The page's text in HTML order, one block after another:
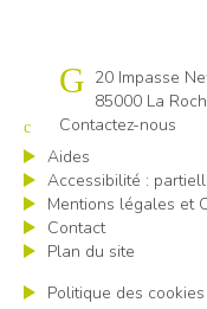
Cap emploi 85
20 Impasse
85000 La
Contactez-nous
Aides
Accessibilité :
Mentions légales et
Contact
Plan du site
Politique des cookies